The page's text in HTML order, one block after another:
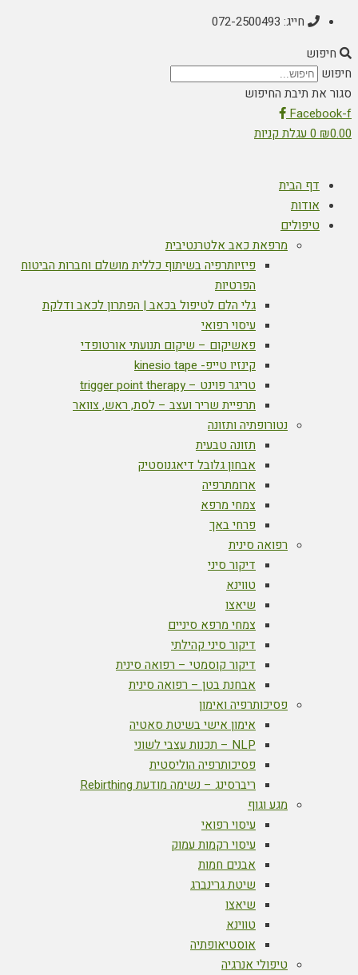
חייג: 072-2500493
חיפוש
חיפוש
סגור את תיבת החיפוש
Facebook-f
₪0.00
0 עגלת קניות
דף הבית
אודות
טיפולים
מרפאת כאב אלטרנטיבית
פיזיותרפיה בשיתוף כללית מושלם וחברות הביטוח
הפרטיות
גלי הלם לטיפול בכאב | הפתרון לכאב ודלקת
עיסוי רפואי
פאשיקום – שיקום תנועתי אורטופדי
קינזיו טייפ- kinesio tape
טריגר פוינט – trigger point therapy
תרפיית שריר ועצב – לסת, ראש, צוואר
נטורופתיה ותזונה
תזונה טבעית
אבחון גלובל דיאגנוסטיק
ארומתרפיה
צמחי מרפא
פרחי באך
רפואה סינית
דיקור סיני
טווינא
שיאצו
צמחי מרפא סיניים
דיקור סיני קהילתי
דיקור קוסמטי – רפואה סינית
אבחנת בטן – רפואה סינית
פסיכותרפיה ואימון
אימון אישי בשיטת סאטיה
NLP – תכנות עצבי לשוני
פסיכותרפיה הוליסטית
ריברסינג – נשימה מודעת Rebirthing
מגע וגוף
עיסוי רפואי
עיסוי רקמות עמוק
אבנים חמות
שיטת גרינברג
שיאצו
טווינא
אוסטיאופתיה
טיפולי אנרגיה